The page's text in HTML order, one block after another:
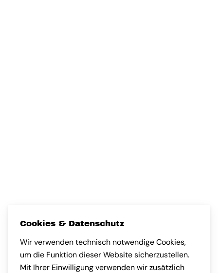
vorab war professionell. und der Umzug
stressfrei.
Cookies & Datenschutz
Wir verwenden technisch notwendige Cookies,
um die Funktion dieser Website sicherzustellen.
Mit Ihrer Einwilligung verwenden wir zusätzlich